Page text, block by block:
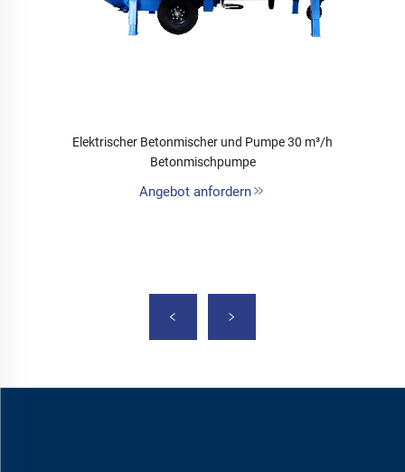
Elektrischer Betonmischer und Pumpe 30 m³/h
Betonmischpumpe
Angebot anfordern